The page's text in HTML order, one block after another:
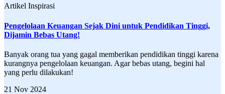
Artikel Inspirasi
Pengelolaan Keuangan Sejak Dini untuk Pendidikan Tinggi,
Dijamin Bebas Utang!
Banyak orang tua yang gagal memberikan pendidikan tinggi karena
kurangnya pengelolaan keuangan. Agar bebas utang, begini hal
yang perlu dilakukan!
21 Nov 2024